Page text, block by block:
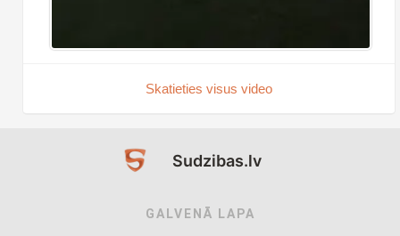
Skatieties visus video
Sudzibas.lv
GALVENĀ LAPA